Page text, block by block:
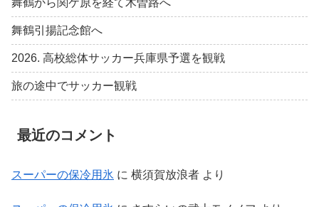
舞鶴から関ケ原を経て木曽路へ
舞鶴引揚記念館へ
2026. 高校総体サッカー兵庫県予選を観戦
旅の途中でサッカー観戦
最近のコメント
スーパーの保冷用氷 に 横須賀放浪者 より